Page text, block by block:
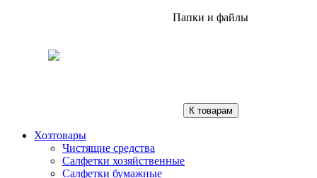
Папки и файлы
К товарам
Хозтовары
Чистящие средства
Салфетки хозяйственные
Салфетки бумажные